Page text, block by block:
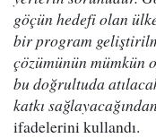
göçün hedefi olan
bir program
çözümünün mümkün
bu doğrultuda
katkı
ifadelerini kullandı.